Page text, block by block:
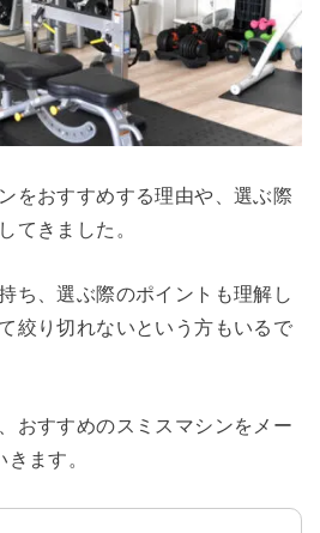
をおすすめする理由や、選ぶ際
てきました。
ち、選ぶ際のポイントも理解し
絞り切れないという方もいるで
おすすめのスミスマシンをメー
ます。